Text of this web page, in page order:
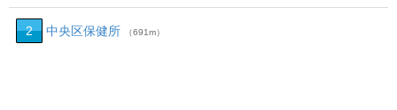
2 中央区保健所 （691m）